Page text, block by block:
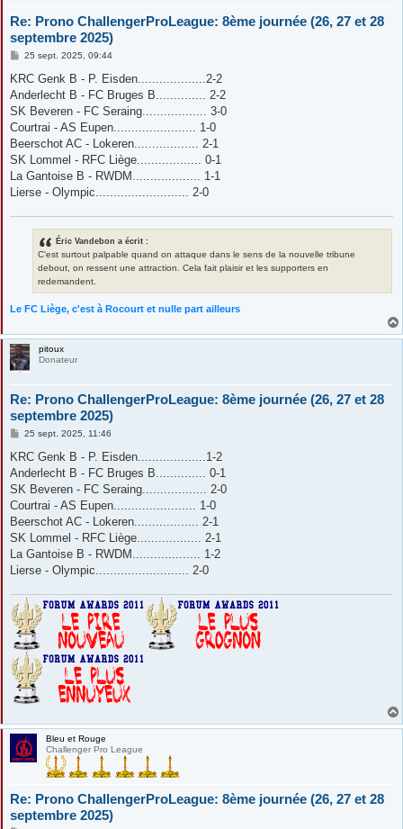
Re: Prono ChallengerProLeague: 8ème journée (26, 27 et 28
septembre 2025)
M
s
a
g
25 sept. 2025, 09:44
KRC Genk B - P. Eisden...................2-2
Anderlecht B - FC Bruges B.............. 2-2
SK Beveren - FC Seraing.................. 3-0
Courtrai - AS Eupen....................... 1-0
Beerschot AC - Lokeren.................. 2-1
SK Lommel - RFC Liège.................. 0-1
La Gantoise B - RWDM................... 1-1
Lierse - Olympic.......................... 2-0
Éric Vandebon a écrit :
C'est surtout palpable quand on attaque dans le sens de la nouvelle tribune
debout, on ressent une attraction. Cela fait plaisir et les supporters en
redemandent.
Le FC Liège, c'est à Rocourt et nulle part ailleurs
pitoux
Donateur
Re: Prono ChallengerProLeague: 8ème journée (26, 27 et 28
septembre 2025)
M
s
a
g
25 sept. 2025, 11:46
KRC Genk B - P. Eisden...................1-2
Anderlecht B - FC Bruges B.............. 0-1
SK Beveren - FC Seraing.................. 2-0
Courtrai - AS Eupen....................... 1-0
Beerschot AC - Lokeren.................. 2-1
SK Lommel - RFC Liège.................. 2-1
La Gantoise B - RWDM................... 1-2
Lierse - Olympic.......................... 2-0
Bleu et Rouge
Challenger Pro League
Re: Prono ChallengerProLeague: 8ème journée (26, 27 et 28
septembre 2025)